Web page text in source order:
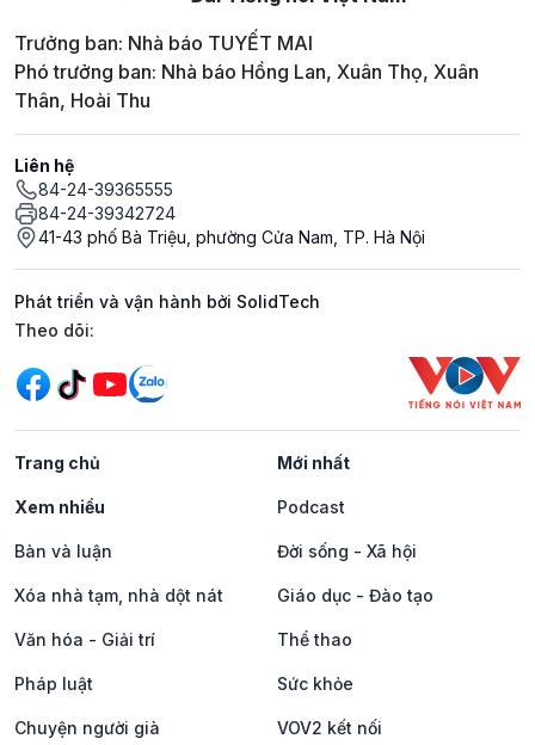
Trưởng ban: Nhà báo TUYẾT MAI
Phó trưởng ban: Nhà báo Hồng Lan, Xuân Thọ, Xuân
Thân, Hoài Thu
Liên hệ
84-24-39365555
84-24-39342724
41-43 phố Bà Triệu, phường Cửa Nam, TP. Hà Nội
Phát triển và vận hành bởi SolidTech
Mạng xã hội
Theo dõi:
Trang chủ Mới nhất
Xem nhiều Podcast
Bàn và luận Đời sống - Xã hội
Xóa nhà tạm, nhà dột nát Giáo dục - Đào tạo
Văn hóa - Giải trí Thể thao
Pháp luật Sức khỏe
Chuyện người già VOV2 kết nối